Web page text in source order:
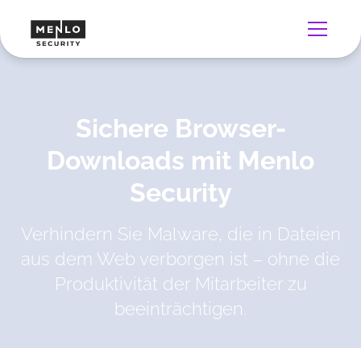
Sichere Browser-
Downloads mit Menlo
Security
Verhindern Sie Malware, die in Dateien
aus dem Web verborgen ist – ohne die
Produktivität der Mitarbeiter zu
beeinträchtigen.